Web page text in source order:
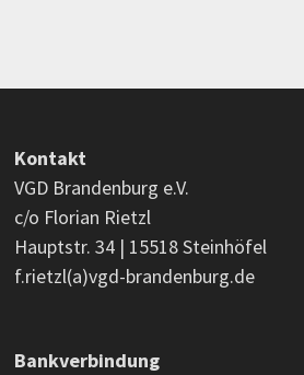
Kontakt
VGD Brandenburg e.V.
c/o Florian Rietzl
Hauptstr. 34 | 15518 Steinhöfel
f.rietzl(a)vgd-brandenburg.de
Bankverbindung